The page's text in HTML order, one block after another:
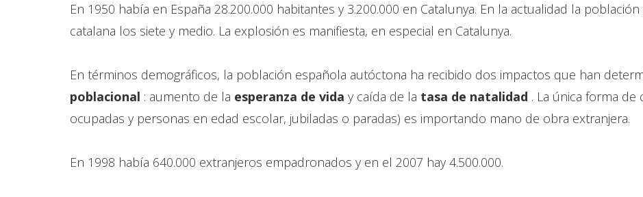
En 1950 había en España 28.200.000 habitantes y 3.200.000 en Catalunya. En la actualidad la
catalana los siete y medio. La explosión es manifiesta, en especial en Catalunya.
En términos demográficos, la población española autóctona ha recibido dos impactos que han
poblacional : aumento de la esperanza de vida y caída de la tasa de natalidad . La única forma
ocupadas y personas en edad escolar, jubiladas o paradas) es importando mano de obra extranjera.
En 1998 había 640.000 extranjeros empadronados y en el 2007 hay 4.500.000.